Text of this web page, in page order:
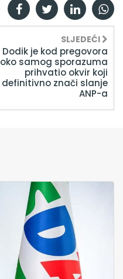
SLJEDEĆI
Dodik je kod pregovora
oko samog sporazuma
prihvatio okvir koji
definitivno znači slanje
ANP-a